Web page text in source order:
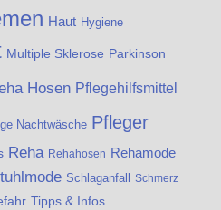
Haut Hygiene
Multiple Sklerose Parkinson
Hosen Pflegehilfsmittel
Nachtwäsche Pfleger
Reha Rehahosen Rehamode
Schlaganfall Schmerz
Tipps & Infos